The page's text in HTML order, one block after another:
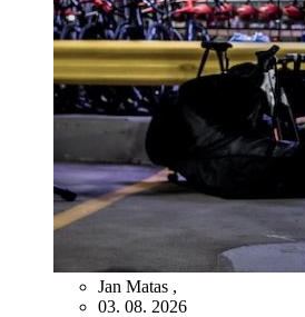
Jan Matas ,
03. 08. 2026